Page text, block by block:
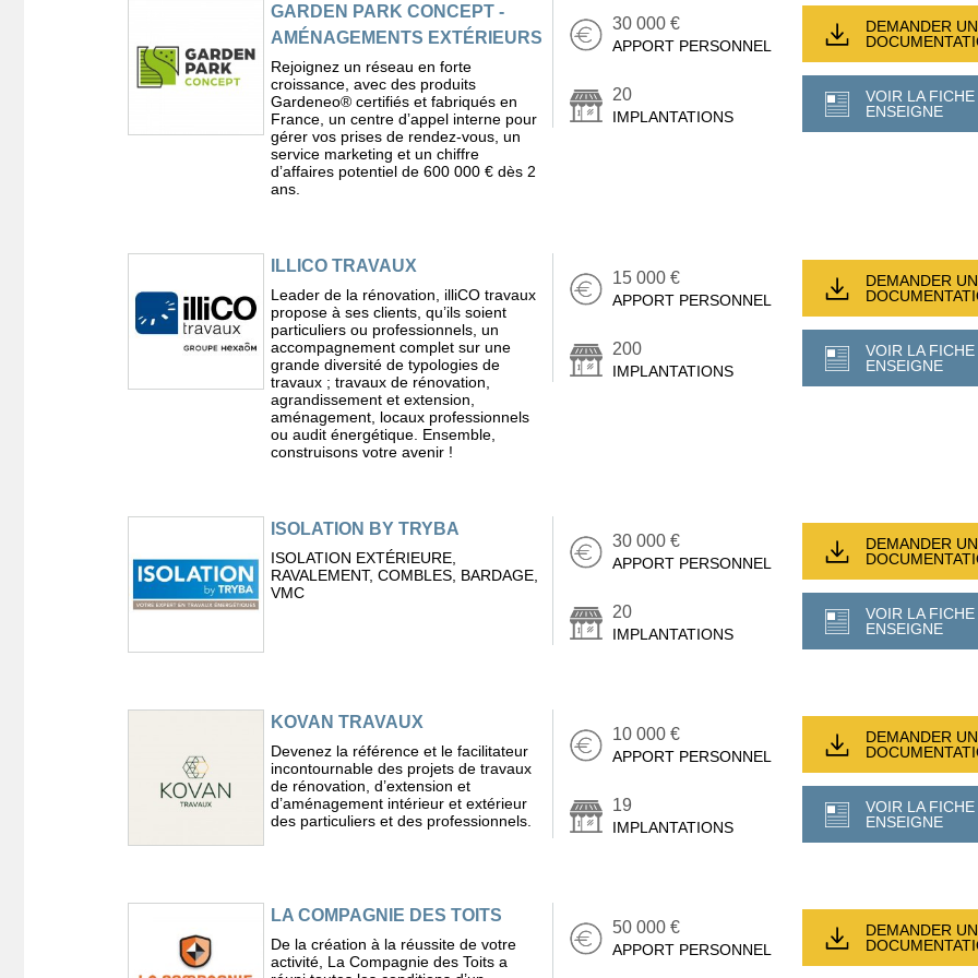
GARDEN PARK CONCEPT -
AMÉNAGEMENTS EXTÉRIEURS
Rejoignez un réseau en forte
croissance, avec des produits
Gardeneo® certifiés et fabriqués en
France, un centre dʼappel interne pour
gérer vos prises de rendez-vous, un
service marketing et un chiffre
dʼaffaires potentiel de 600 000 € dès 2
ans.
30 000 €
APPORT PERSONNEL
20
IMPLANTATIONS
DEMANDER
VOIR LA FICHE
ENSEIGNE
ILLICO TRAVAUX
Leader de la rénovation, illiCO travaux
propose à ses clients, qu’ils soient
particuliers ou professionnels, un
accompagnement complet sur une
grande diversité de typologies de
travaux ; travaux de rénovation,
agrandissement et extension,
aménagement, locaux professionnels
ou audit énergétique. Ensemble,
construisons votre avenir !
15 000 €
APPORT PERSONNEL
200
IMPLANTATIONS
DEMANDER
VOIR LA FICHE
ENSEIGNE
ISOLATION BY TRYBA
ISOLATION EXTÉRIEURE,
RAVALEMENT, COMBLES, BARDAGE,
VMC
30 000 €
APPORT PERSONNEL
20
IMPLANTATIONS
DEMANDER
VOIR LA FICHE
ENSEIGNE
KOVAN TRAVAUX
Devenez la référence et le facilitateur
incontournable des projets de travaux
de rénovation, d’extension et
d’aménagement intérieur et extérieur
des particuliers et des professionnels.
10 000 €
APPORT PERSONNEL
19
IMPLANTATIONS
DEMANDER
VOIR LA FICHE
ENSEIGNE
LA COMPAGNIE DES TOITS
De la création à la réussite de votre
activité, La Compagnie des Toits a
50 000 €
APPORT PERSONNEL
DEMANDER